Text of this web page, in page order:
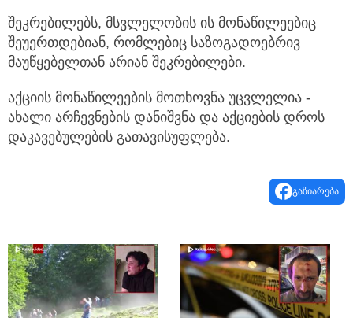
შეკრებილებს, მსვლელობის ის მონაწილეებიც
შეუერთდებიან, რომლებიც საზოგადოებრივ
მაუწყებელთან არიან შეკრებილები.
აქციის მონაწილეების მოთხოვნა უცვლელია -
ახალი არჩევნების დანიშვნა და აქციების დროს
დაკავებულების გათავისუფლება.
გაზიარება